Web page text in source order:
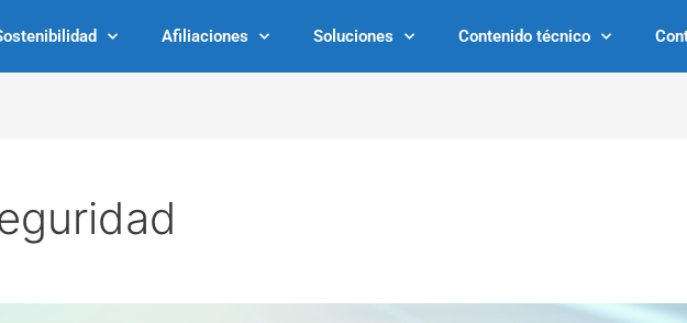
Afiliaciones Soluciones Contenido técnico